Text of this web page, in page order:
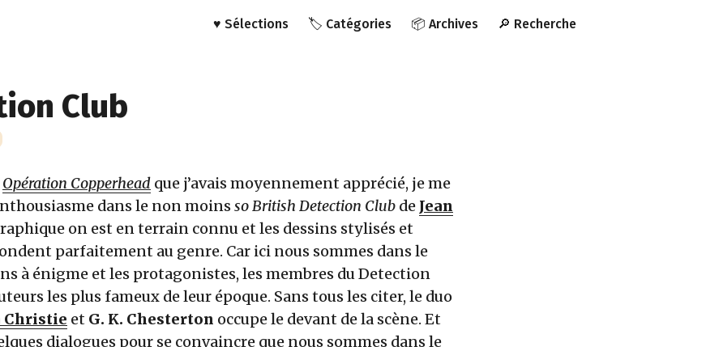
♥️ Sélections 🏷️ Catégories 📦 Archives 🔎 Recherche
Club
Opération Copperhead que j’avais moyennement apprécié, je me
dans le non moinsso British Detection Club de Jean
on est en terrain connu et les dessins stylisés et
parfaitement au genre. Car ici nous sommes dans le
à énigme et les protagonistes, les membres du Detection
les plus fameux de leur époque. Sans tous les citer, le duo
Christie et G. K. Chesterton occupe le devant de la scène. Et
dialogues pour se convaincre que nous sommes dans le